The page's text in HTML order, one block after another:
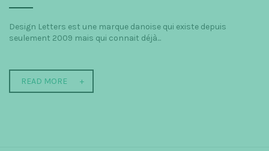
Design Letters est une marque danoise qui existe depuis
seulement 2009 mais qui connait déjà...
READ MORE